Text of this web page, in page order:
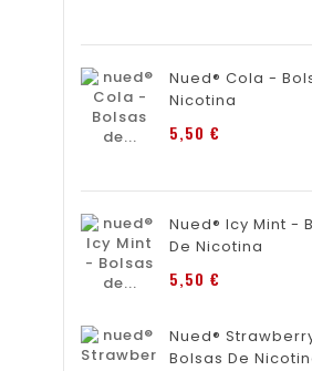
Nued® Cola -
Nicotina
5,50 €
Nued® Icy Mint -
De Nicotina
5,50 €
Nued®
Bolsas De